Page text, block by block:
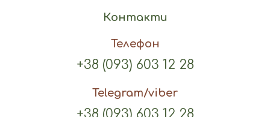
Контакти
Телефон
+38 (093) 603 12 28
Telegram/viber
+38 (093) 603 12 28